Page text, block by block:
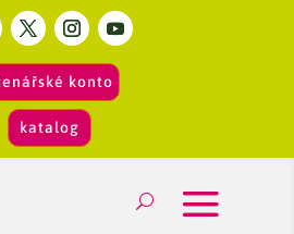
konto
katalog